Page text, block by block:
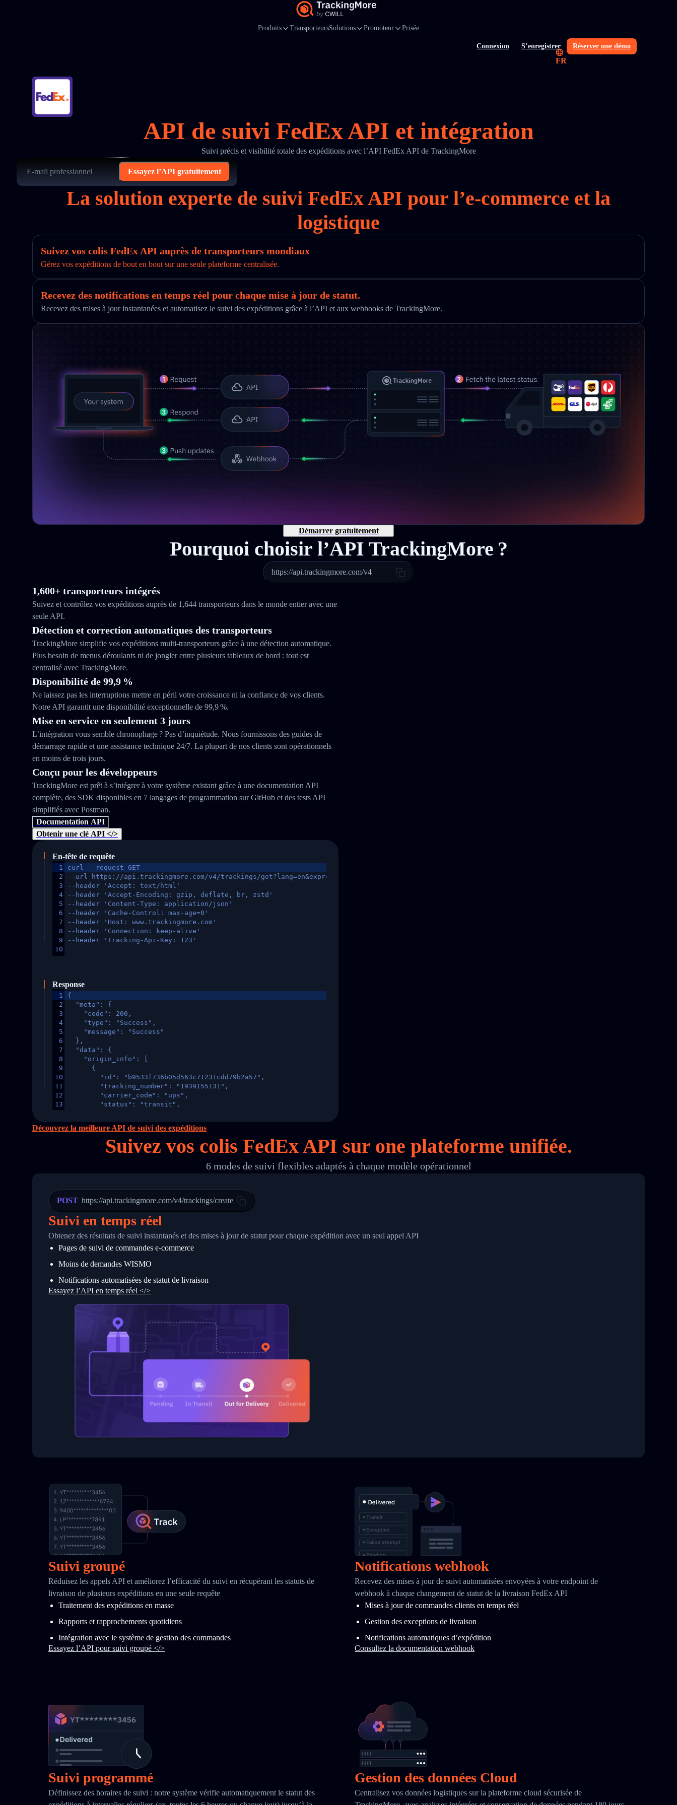
Produits TransporteursSolutions Promoteur Prisée
Connexion S’enregistrer Réserver une démo
FR
API de suivi FedEx API et intégration
Suivi précis et visibilité totale des expéditions avec l’API FedEx API de TrackingMore
Essayez l’API gratuitement
La solution experte de suivi FedEx API pour l’e‑commerce et la
logistique
Suivez vos colis FedEx API auprès de transporteurs mondiaux
Gérez vos expéditions de bout en bout sur une seule plateforme centralisée.
Recevez des notifications en temps réel pour chaque mise à jour de statut.
Recevez des mises à jour instantanées et automatisez le suivi des expéditions grâce à l’API et aux webhooks de TrackingMore.
Démarrer gratuitement
Pourquoi choisir l’API TrackingMore ?
https://api.trackingmore.com/v4
1,600+ transporteurs intégrés
Suivez et contrôlez vos expéditions auprès de 1,644 transporteurs dans le monde entier avec une
seule API.
Détection et correction automatiques des transporteurs
TrackingMore simplifie vos expéditions multi‑transporteurs grâce à une détection automatique.
Plus besoin de menus déroulants ni de jongler entre plusieurs tableaux de bord : tout est
centralisé avec TrackingMore.
Disponibilité de 99,9 %
Ne laissez pas les interruptions mettre en péril votre croissance ni la confiance de vos clients.
Notre API garantit une disponibilité exceptionnelle de 99,9 %.
Mise en service en seulement 3 jours
L’intégration vous semble chronophage ? Pas d’inquiétude. Nous fournissons des guides de
démarrage rapide et une assistance technique 24/7. La plupart de nos clients sont opérationnels
en moins de trois jours.
Conçu pour les développeurs
TrackingMore est prêt à s’intégrer à votre système existant grâce à une documentation API
complète, des SDK disponibles en 7 langages de programmation sur GitHub et des tests API
simplifiés avec Postman.
Documentation API
Obtenir une clé API </>
En-tête de requête
1
2
3
4
5
6
7
8
9
10
curl --request GET
--url https://api.trackingmore.com/v4/trackings/get?lang=en&express=ups&tracknumber=1939155131
--header 'Accept: text/html'
--header 'Accept-Encoding: gzip, deflate, br, zstd'
--header 'Content-Type: application/json'
--header 'Cache-Control: max-age=0'
--header 'Host: www.trackingmore.com'
--header 'Connection: keep-alive'
--header 'Tracking-Api-Key: 123'
Response
1
2
3
4
5
6
7
8
9
10
11
12
13
16
24
25
26
27
28
29
31
32
34
{
  "meta": {
    "code": 200,
    "type": "Success",
    "message": "Success"
  },
  "data": {
    "origin_info": [
      {
        "id": "b9533f736b05d563c71231cdd79b2a57",
        "tracking_number": "1939155131",
        "carrier_code": "ups",
        "status": "transit",
        "itemTimeLength": 2,
        "weblink": "",
        "phone": null,
            "Details": "Departed Facility in HONG KONG-HONG KONG, HONG KONG-HONG KONG,2017-03-08 04:22:00"
          },
          {
            "Date": "2017-03-06 15:28:00",
            "StatusDescription": "Shipment picked up",
            "Details": "BEIJING-CHINA,PEOPLES REPUBLIC"
          }
      }
    ]
}
Découvrez la meilleure API de suivi des expéditions
Suivez vos colis FedEx API sur one plateforme unifiée.
6 modes de suivi flexibles adaptés à chaque modèle opérationnel
POST https://api.trackingmore.com/v4/trackings/create
Suivi en temps réel
Obtenez des résultats de suivi instantanés et des mises à jour de statut pour chaque expédition avec un seul appel API
Pages de suivi de commandes e‑commerce
Moins de demandes WISMO
Notifications automatisées de statut de livraison
Essayez l’API en temps réel </>
Suivi groupé
Réduisez les appels API et améliorez l’efficacité du suivi en récupérant les statuts de
livraison de plusieurs expéditions en une seule requête
Traitement des expéditions en masse
Rapports et rapprochements quotidiens
Intégration avec le système de gestion des commandes
Essayez l’API pour suivi groupé </>
Notifications webhook
Recevez des mises à jour de suivi automatisées envoyées à votre endpoint de
webhook à chaque changement de statut de la livraison FedEx API
Mises à jour de commandes clients en temps réel
Gestion des exceptions de livraison
Notifications automatiques d’expédition
Consultez la documentation webhook
Suivi programmé
Définissez des horaires de suivi : notre système vérifie automatiquement le statut des
Gestion des données Cloud
Centralisez vos données logistiques sur la plateforme cloud sécurisée de